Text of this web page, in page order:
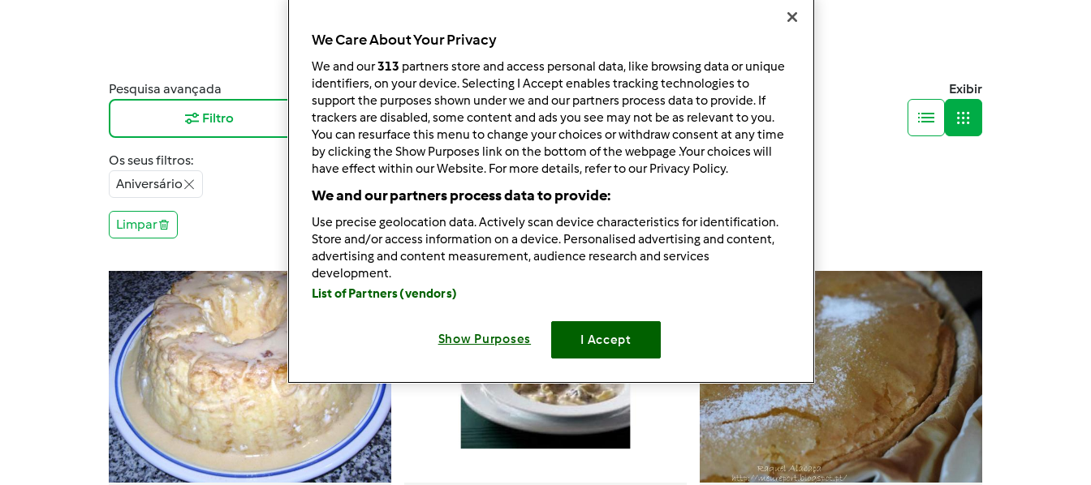
674
Pesquisa avançada
Filtro
Resultados por página:
12
Ordenar por:
Predefinido
Exibir
Os seus filtros:
Aniversário
Limpar
We Care About Your Privacy
We and our313 partners store and access personal data, like browsing data or unique
identifiers, on your device. Selecting I Accept enables tracking technologies to
support the purposes shown under we and our partners process data to provide. If
trackers are disabled, some content and ads you see may not be as relevant to you.
You can resurface this menu to change your choices or withdraw consent at any time
by clicking the Show Purposes link on the bottom of the webpage .Your choices will
have effect within our Website. For more details, refer to our Privacy Policy.
We and our partners process data to provide:
Use precise geolocation data. Actively scan device characteristics for identification.
Store and/or access information on a device. Personalised advertising and content,
advertising and content measurement, audience research and services
development.
List of Partners (vendors)
Show Purposes I Accept